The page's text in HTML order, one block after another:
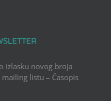
izlasku novog broja
listu – Časopis